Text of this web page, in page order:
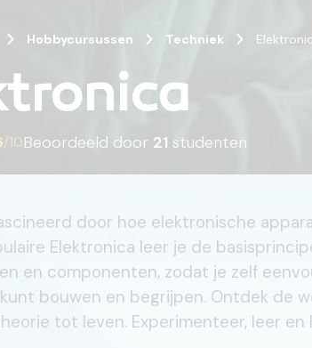
Hobbycursussen Techniek
/10Beoordeeld door 21 studenten
door hoe elektronische
Elektronica leer je de
en componenten, zodat je zelf
bouwen en begrijpen. Ontdek de
tot leven. Experimenteer, leer